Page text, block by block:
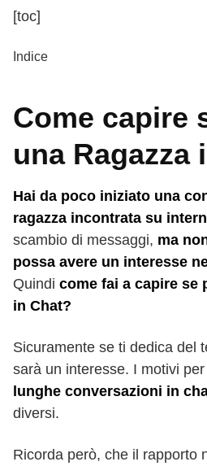
[toc]
Indice
Come capire
una Ragazza
Hai da poco iniziato una
ragazza incontrata su
scambio di messaggi, ma
possa avere un interesse
Quindi come fai a capire se
in Chat?
Sicuramente se ti dedica del
sarà un interesse. I motivi
lunghe conversazioni in
diversi.
Ricorda però, che il rapporto